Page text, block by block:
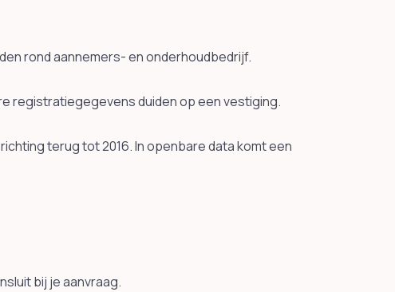
rond aannemers- en onderhoudbedrijf.
registratiegegevens duiden op een vestiging.
terug tot 2016. In openbare data komt een
bij je aanvraag.